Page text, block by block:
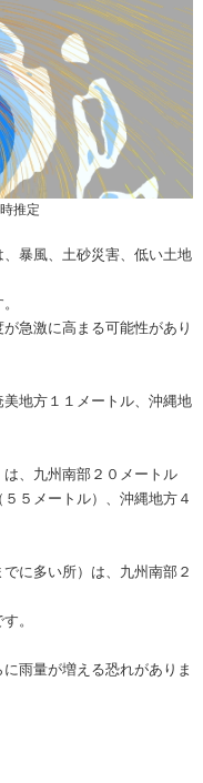
推定
暴風、土砂災害、低い土地
急激に高まる可能性があり
地方１１メートル、沖縄地
、九州南部２０メートル
５メートル）、沖縄地方４
に多い所）は、九州南部２
。
雨量が増える恐れがありま